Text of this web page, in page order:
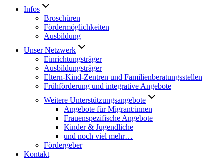
Infos
Broschüren
Fördermöglichkeiten
Ausbildung
Unser Netzwerk
Einrichtungsträger
Ausbildungsträger
Eltern-Kind-Zentren und Familienberatungsstellen
Frühförderung und integrative Angebote
Weitere Unterstützungsangebote
Angebote für Migrant:innen
Frauenspezifische Angebote
Kinder & Jugendliche
und noch viel mehr…
Fördergeber
Kontakt